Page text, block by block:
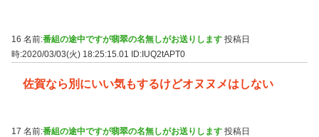
16 名前:番組の途中ですが翡翠の名無しがお送りします 投稿日
時:2020/03/03(火) 18:25:15.01
ID:IUQ2tAPT0
佐賀なら別にいい気もするけどオヌヌメはしない
17 名前:番組の途中ですが翡翠の名無しがお送りします 投稿日